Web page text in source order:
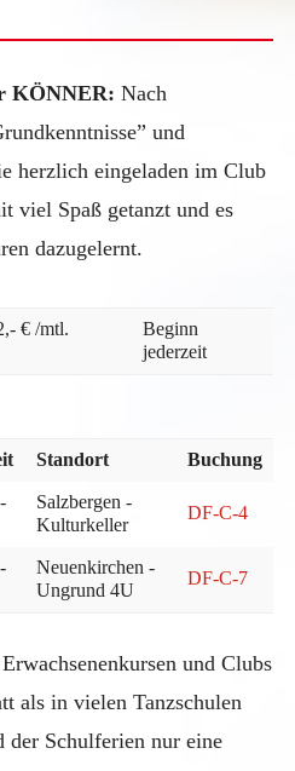
KÖNNER: Nach
und
herzlich eingeladen im Club
viel Spaß getanzt und es
dazugelernt.
€ /mtl.
Beginn
jederzeit
Standort
Buchung
Salzbergen -
Kulturkeller
DF-C-4
Neuenkirchen -
Ungrund 4U
DF-C-7
und Clubs
als in vielen Tanzschulen
Schulferien nur eine